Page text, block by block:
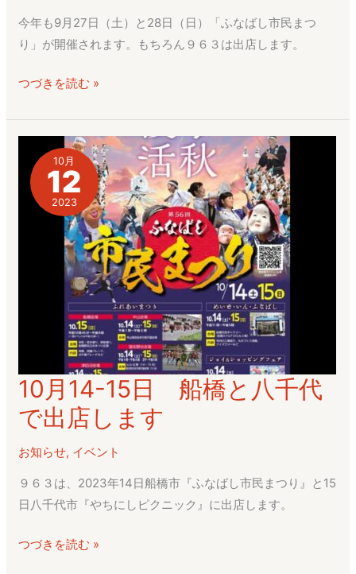
今年も9月27日（土）と28日（日）「ふなばし市民まつ
り」が開催されます。もちろん９６３は出店します。
民
ま
2025」
に
つづきを読む »
10月
12
2023
10月14-15日 船橋と八千代
で出店します
お知らせ, イベント
９６３は、2023年14日船橋市『ふなばし市民まつり』と15
日八千代市『やちにしピクニック』に出店します。
10
14-
15
船
橋
つづきを読む »